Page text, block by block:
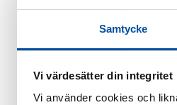
Samtycke
Vi värdesätter din integritet
Vi använder cookies och